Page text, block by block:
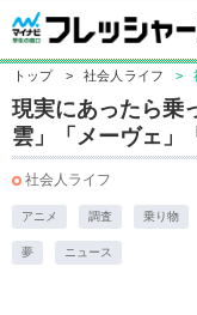
トップ > 社会人ライフ >
現実にあったら乗
雲」「メーヴェ」
社会人ライフ
アニメ 調査 乗り物
夢 ニュース